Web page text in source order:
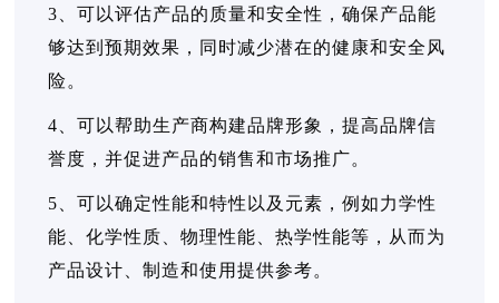
3、可以评估产品的质量和安全性，确保产品能
够达到预期效果，同时减少潜在的健康和安全风
险。
4、可以帮助生产商构建品牌形象，提高品牌信
誉度，并促进产品的销售和市场推广。
5、可以确定性能和特性以及元素，例如力学性
能、化学性质、物理性能、热学性能等，从而为
产品设计、制造和使用提供参考。